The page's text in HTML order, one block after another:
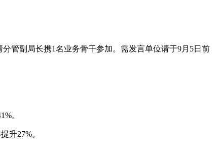
管副局长携1名业务骨干参加。需发言单位请于9月5日前
。
升27%。